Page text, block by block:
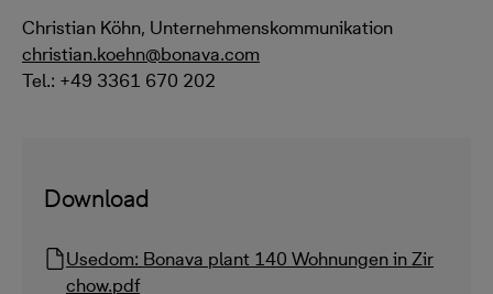
Christian Köhn, Unternehmenskommunikation
christian.koehn@bonava.com
Tel.: +49 3361 670 202
Download
Usedom: Bonava plant 140 Wohnungen in Zir
chow.pdf